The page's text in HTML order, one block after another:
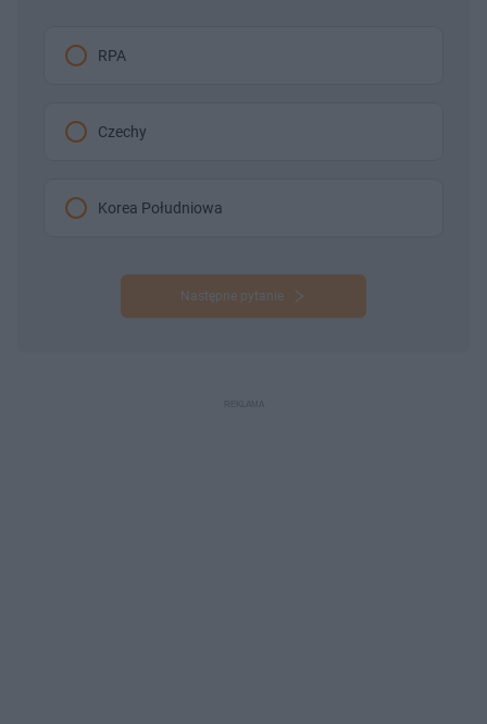
RPA
Czechy
Korea Południowa
Następne pytanie